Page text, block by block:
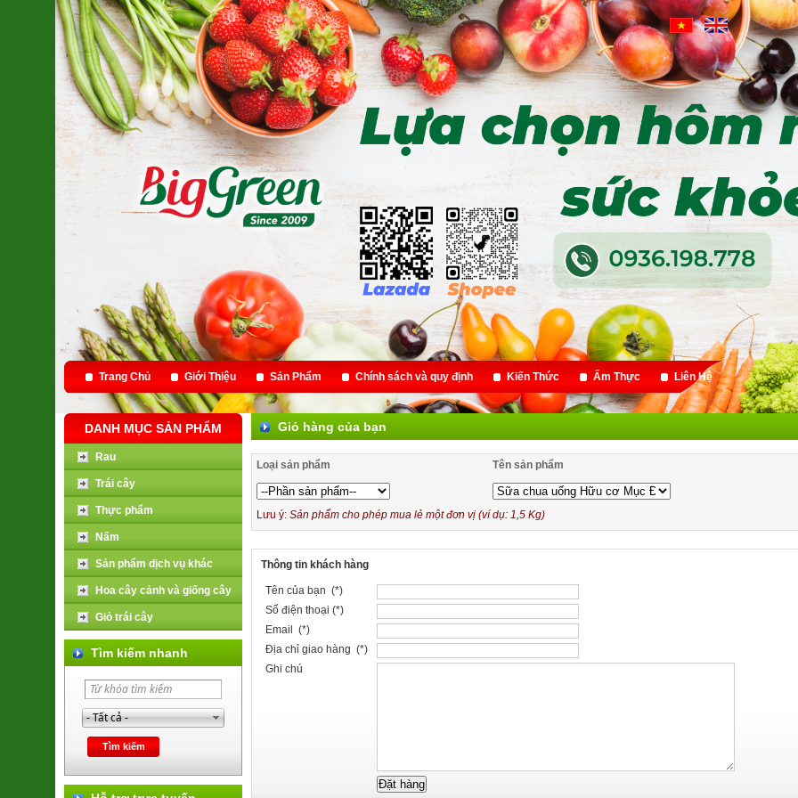
Trang Chủ Giới Thiệu Sản Phẩm Chính sách và quy định Kiến Thức Ẩm Thực Liên Hệ
DANH MỤC SẢN PHẨM
Rau
Trái cây
Thực phẩm
Nấm
Sản phẩm dịch vụ khác
Hoa cây cảnh và giống cây
Giỏ trái cây
Tìm kiếm nhanh
Giỏ hàng của bạn
Loại sản phẩm Tên sản phẩm
Lưu ý: Sản phẩm cho phép mua lẻ một đơn vị (ví dụ: 1,5 Kg)
Thông tin khách hàng
Tên của bạn (*)
Số điện thoại (*)
Email (*)
Địa chỉ giao hàng (*)
Ghi chú